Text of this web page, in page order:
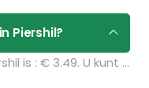
Piershil?
De prijs voor 1 m² gras in Piershil is : € 3.49. U kunt deze graszoden bestellen via de volgende link: